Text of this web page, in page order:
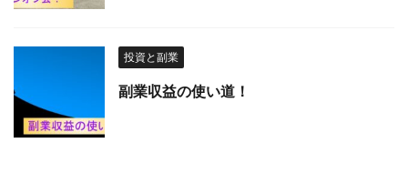
投資と副業
副業収益の使い道！